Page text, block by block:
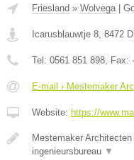
Friesland » Wolvega|
Icarusblauwtje 8, 8472
Tel: 0561 851 898, Fax: -
E-mail › Mestemaker
Website: https://
Mestemaker
ingenieursbureau ▼